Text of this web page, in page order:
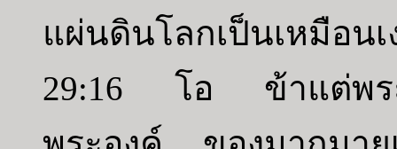
แผ่นดินโลกเป็นเหมือนเ
29:16 โอ ข้าแต่พระ